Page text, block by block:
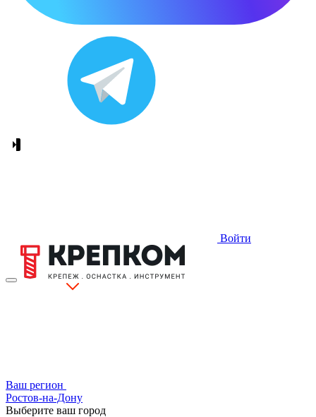
Войти
Ваш регион
Ростов-на-Дону
Выберите ваш город